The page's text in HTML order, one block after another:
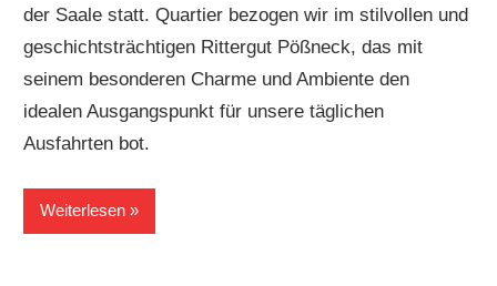
der Saale statt. Quartier bezogen wir im stilvollen und
geschichtsträchtigen Rittergut Pößneck, das mit
seinem besonderen Charme und Ambiente den
idealen Ausgangspunkt für unsere täglichen
Ausfahrten bot.
Weiterlesen